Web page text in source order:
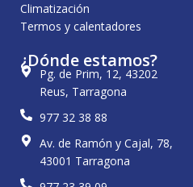
Climatización
Termos y calentadores
¿Dónde estamos?
Pg. de Prim, 12, 43202
Reus, Tarragona
977 32 38 88
Av. de Ramón y Cajal, 78,
43001 Tarragona